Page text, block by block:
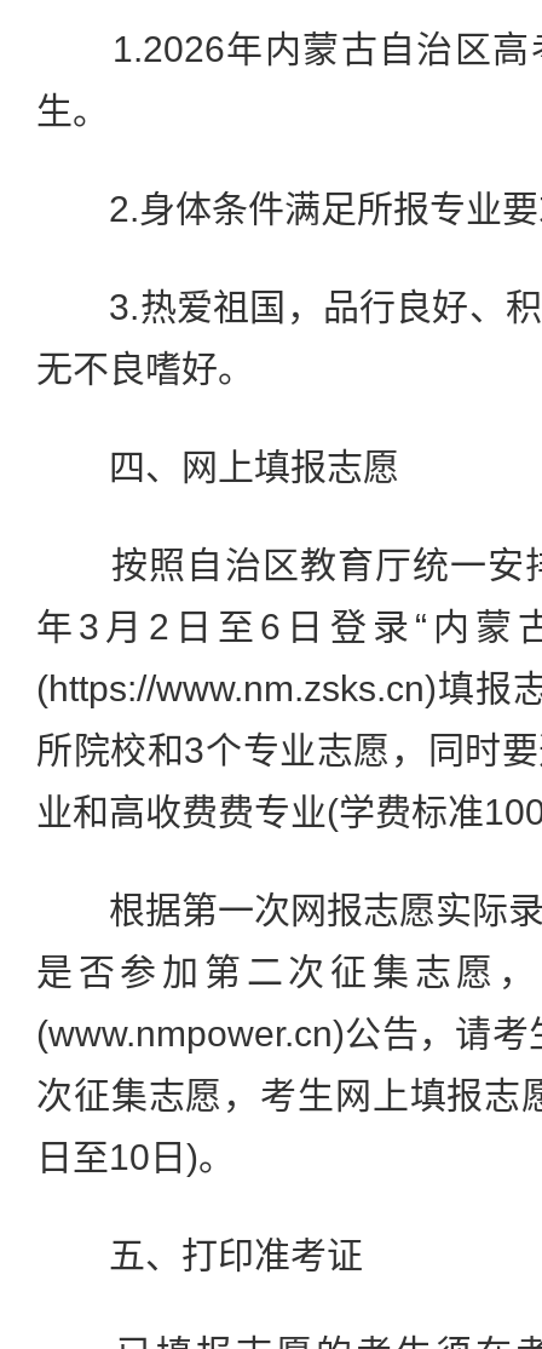
1.2026年内蒙古自治区高
生。
2.身体条件满足所报专业要
3.热爱祖国，品行良好、积
无不良嗜好。
四、网上填报志愿
按照自治区教育厅统一安
年3月2日至6日登录“内蒙
(https://www.nm.zsks.cn)填报
所院校和3个专业志愿，同时
业和高收费费专业(学费标准
根据第一次网报志愿实际录
是否参加第二次征集志愿
(www.nmpower.cn)公告，请
次征集志愿，考生网上填报志
日至10日)。
五、打印准考证